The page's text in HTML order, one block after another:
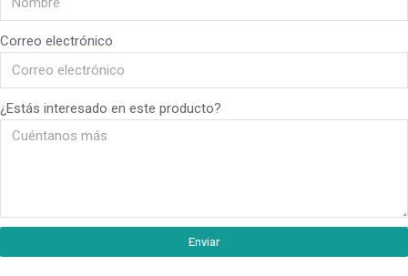
Correo electrónico
¿Estás interesado en este producto?
Enviar